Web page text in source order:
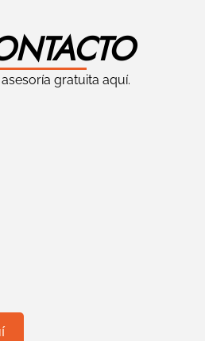
gratuita aquí.